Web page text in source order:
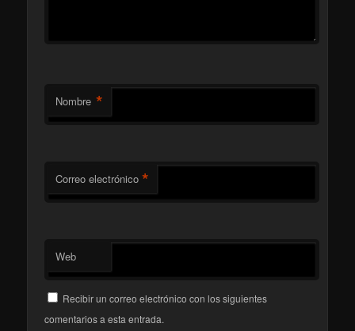
Nombre *
Correo electrónico *
Web
Recibir un correo electrónico con los siguientes
comentarios a esta entrada.